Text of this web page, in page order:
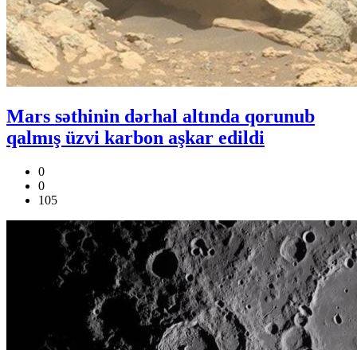
Mars səthinin dərhal altında qorunub
qalmış üzvi karbon aşkar edildi
0
0
105